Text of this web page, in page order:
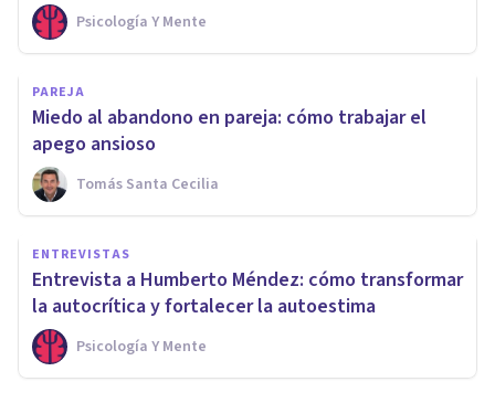
Psicología Y Mente
PAREJA
Miedo al abandono en pareja: cómo trabajar el
apego ansioso
Tomás Santa Cecilia
ENTREVISTAS
Entrevista a Humberto Méndez: cómo transformar
la autocrítica y fortalecer la autoestima
Psicología Y Mente